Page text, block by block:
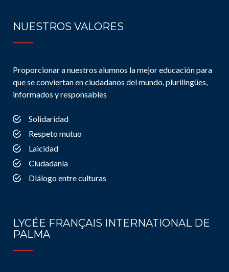
NUESTROS VALORES
Proporcionar a nuestros alumnos la mejor educación para
que se conviertan en ciudadanos del mundo, plurilingües,
informados y responsables
Solidaridad
Respeto mutuo
Laicidad
Ciudadanía
Diálogo entre culturas
LYCÉE FRANÇAIS INTERNATIONAL DE
PALMA